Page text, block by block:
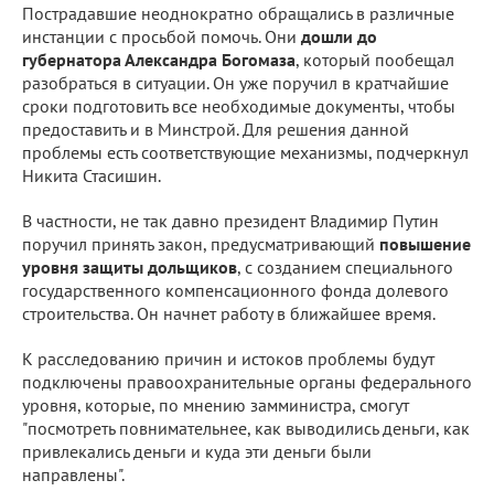
Пострадавшие неоднократно обращались в различные
инстанции с просьбой помочь. Они дошли до
губернатора Александра Богомаза, который пообещал
разобраться в ситуации. Он уже поручил в кратчайшие
сроки подготовить все необходимые документы, чтобы
предоставить и в Минстрой. Для решения данной
проблемы есть соответствующие механизмы, подчеркнул
Никита Стасишин.
В частности, не так давно президент Владимир Путин
поручил принять закон, предусматривающий повышение
уровня защиты дольщиков, с созданием специального
государственного компенсационного фонда долевого
строительства. Он начнет работу в ближайшее время.
К расследованию причин и истоков проблемы будут
подключены правоохранительные органы федерального
уровня, которые, по мнению замминистра, смогут
"посмотреть повнимательнее, как выводились деньги, как
привлекались деньги и куда эти деньги были
направлены".